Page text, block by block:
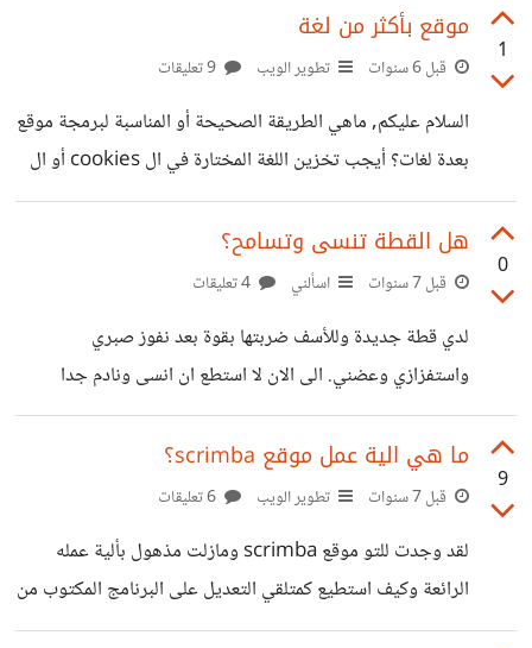
ادارة المستخدمين. اضافة وتعديل وحذف. - ادارة المنشورات.
اضافة وتعديل وحذف. - ادارة التعليقات. اضافة وتعديل وحذف.
ثم طلب العميل رقم 1 ال dashborad بجميع مميزاتها اما
العميل رقم 2 فطلب ميزة واحدة فقط وهي "ادارة المستخدمين"
والعميل رقم 3 طيب ميزتان هما
1
موقع بأكثر من لغة
قبل 6 سنوات تطوير الويب
السلام عليكم, ماهي الطريقة الصحيحة أو المناسبة لبرمجة موقع
بعدة لغات؟ أيجب تخزين اللغة المختارة في ال cookies أو ال
session أو ال url أو subdomain؟ شكراً مقدماً.
0
هل القطة تنسى وتسامح؟
قبل 7 سنوات اسألني
لدي قطة جديدة وللأسف ضربتها بقوة بعد نفوز صبري
واستفزازي وعضني. الى الان لا استطع ان انسى ونادم جدا
واصبحت تخاف وتهرب مني. هل تنسى القطة هذا الموقف وتثق
بي من جديد ام سيبقى هذا الوقف في ذاكرتها؟
9
ما هي الية عمل موقع scrimba؟
قبل 7 سنوات تطوير الويب
لقد وجدت للتو موقع scrimba ومازلت مذهول بألية عمله
الرائعة وكيف استطيع كمتلقي التعديل على البرنامج المكتوب من
قبل الملقي. سؤالي هو كيف يعمل او ما هي الية عمل الموقع؟